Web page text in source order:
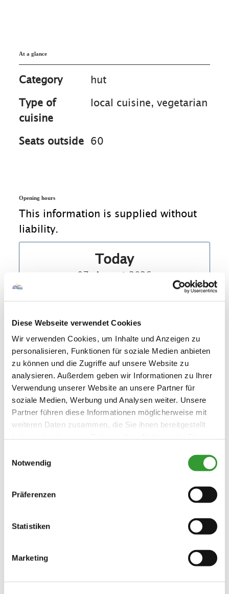
Diese Webseite verwendet Cookies
Wir verwenden Cookies, um Inhalte und Anzeigen zu
personalisieren, Funktionen für soziale Medien anbieten
zu können und die Zugriffe auf unsere Website zu
analysieren. Außerdem geben wir Informationen zu Ihrer
Verwendung unserer Website an unsere Partner für
soziale Medien, Werbung und Analysen weiter. Unsere
Partner führen diese Informationen möglicherweise mit
weiteren Daten zusammen, die Sie ihnen bereitgestellt
Notwendig
Präferenzen
Statistiken
Marketing
At a glance
Category
hut
Type of
cuisine
local cuisine, vegetarian
Seats outside 60
Opening hours
This information is supplied without
liability.
Today
07. August 2026
Today
07. August 2026 Open
Tomorrow
08. August 2026 Open
The day after tomorrow
09. August 2026 Open
Monday
12. August 2026
13. August 2026